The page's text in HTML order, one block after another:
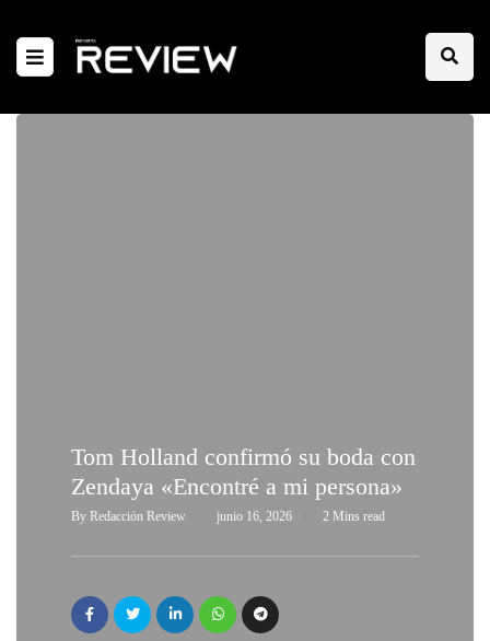
Tom Holland confirmó su boda con
Zendaya «Encontré a mi persona»
By Redacción Review junio 16, 2026 2 Mins read